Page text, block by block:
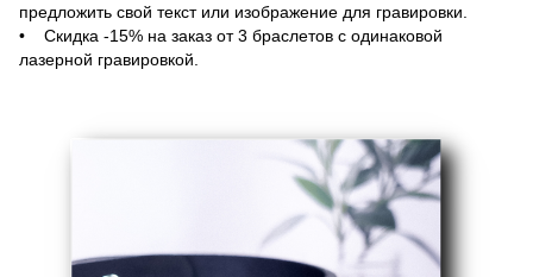
предложить свой текст или изображение для гравировки.
• Скидка -15% на заказ от 3 браслетов с одинаковой
лазерной гравировкой.